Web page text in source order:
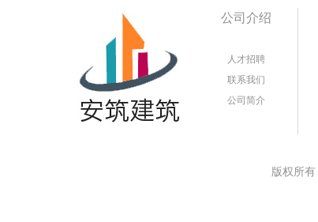
公司介绍
人才招聘
联系我们
公司简介
版权所有